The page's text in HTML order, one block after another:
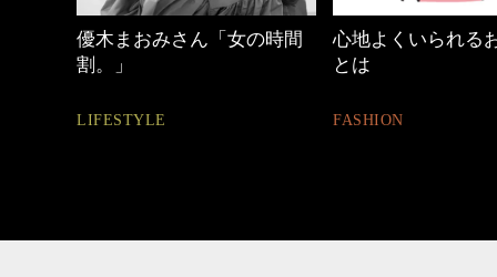
心地よくいられるおしゃれ
とは
FASHION
働く女性のバッグ